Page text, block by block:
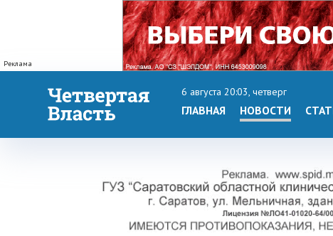
Реклама
6 августа 20:03, четверг
ГЛАВНАЯ НОВОСТИ